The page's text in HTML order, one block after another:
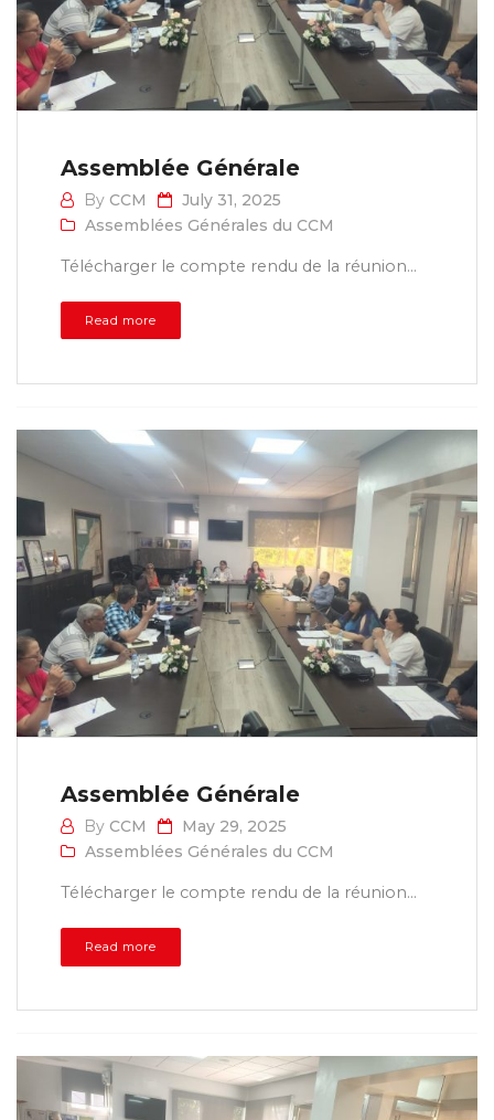
Assemblée Générale
By CCM
July 31, 2025
Assemblées Générales du CCM
Télécharger le compte rendu de la réunion...
Read more
Assemblée Générale
By CCM
May 29, 2025
Assemblées Générales du CCM
Télécharger le compte rendu de la réunion...
Read more